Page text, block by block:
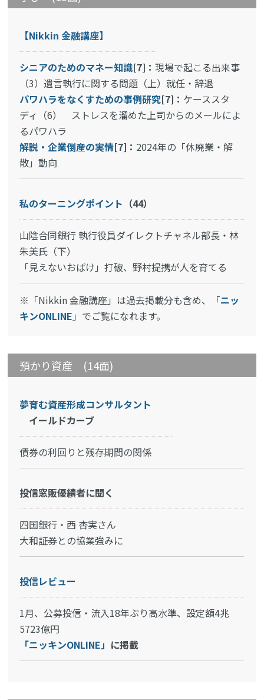
【Nikkin 金融講座】
シニアのためのマネー知識[7]：現場で起こる出来事
（3）遺言執行に関する問題（上）就任・辞退
パワハラをなくすための事例研究[7]： ケーススタ
ディ（6） ストレスを溜めた上司からのメールによ
るパワハラ
解説・企業倒産の実情[7]： 2024年の「休廃業・解
散」動向
私のターニングポイント （44）
山陰合同銀行 執行役員ダイレクトチャネル部長・林
朱美氏（下）
「見えないおばけ」打破、野村提携が人を育てる
※「Nikkin 金融講座」は過去掲載分も含め、「ニッ
キンONLINE 」でご覧になれます。
預かり資産 (14面)
夢育む資産形成コンサルタント
イールドカーブ
債券の利回りと残存期間の関係
投信窓販優績者に聞く
四国銀行・西 杏実さん
大和証券との協業強みに
投信レビュー
1月、公募投信・流入18年ぶり高水準、設定額4兆
5723億円
「ニッキンONLINE」 に掲載